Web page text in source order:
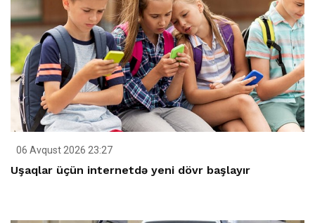
06 Avqust 2026 23:27
Uşaqlar üçün internetdə yeni dövr başlayır